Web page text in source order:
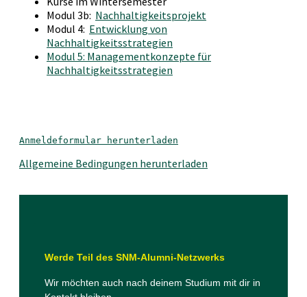
Modul 3b: Nachhaltigkeitsprojekt
Modul 4: Entwicklung von
Nachhaltigkeitsstrategien
Modul 5: Managementkonzepte für
Nachhaltigkeitsstrategien
Anmeldeformular herunterladen
Allgemeine Bedingungen herunterladen